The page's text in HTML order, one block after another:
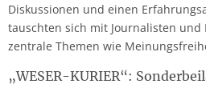
Diskussionen und einen
tauschten sich mit Journalisten
zentrale Themen wie
„WESER-KURIER“: